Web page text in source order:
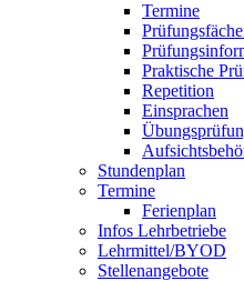
Termine
Praktische
Repetition
Einsprachen
Stundenplan
Termine
Ferienplan
Infos Lehrbetriebe
Lehrmittel/BYOD
Stellenangebote